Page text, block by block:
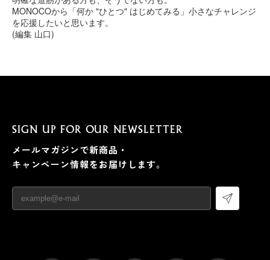
MONOCOから「何か "ひとつ" はじめてみる」小さなチャレンジ
を応援したいと思います。
(編集 山口)
SIGN UP FOR OUR NEWSLETTER
メールマガジンで新商品・
キャンペーン情報をお届けします。